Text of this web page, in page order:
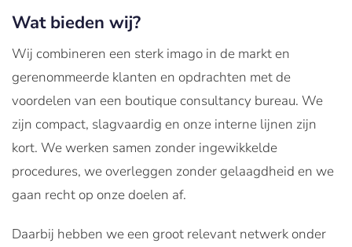
Wat bieden wij?
Wij combineren een sterk imago in de markt en
gerenommeerde klanten en opdrachten met de
voordelen van een boutique consultancy bureau. We
zijn compact, slagvaardig en onze interne lijnen zijn
kort. We werken samen zonder ingewikkelde
procedures, we overleggen zonder gelaagdheid en we
gaan recht op onze doelen af.
Daarbij hebben we een groot relevant netwerk onder